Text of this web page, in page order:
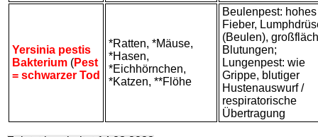
Yersinia pestis
Bakterium (Pest
= schwarzer Tod
*Ratten, *Mäuse,
*Hasen,
*Eichhörnchen,
*Katzen, **Flöhe
Beulenpest: hohes
Fieber,
(Beulen),
Blutungen;
Lungenpest: wie
Grippe, blutiger
Hustenauswurf /
respiratorische
Übertragung